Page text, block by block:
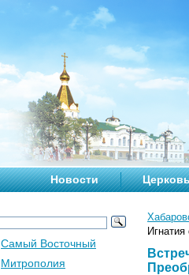
Новости
Самый Восточный
Митрополия